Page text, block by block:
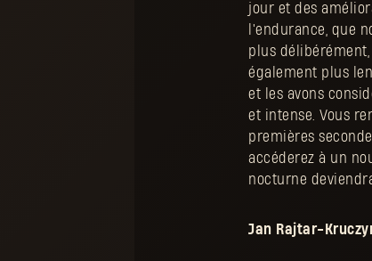
jour et des
l'endurance, que
plus
également plus
et les avons
et intense. Vous
premières
accéderez à un
nocturne
Jan Rajtar-